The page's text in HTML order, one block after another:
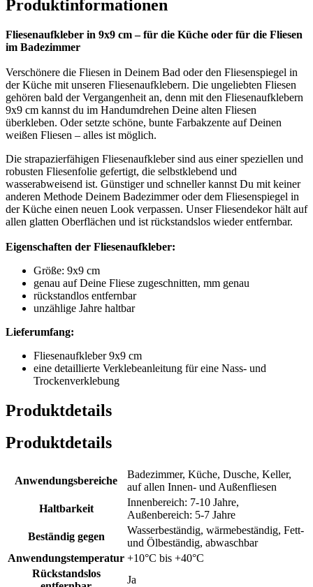
Produktinformationen
Fliesenaufkleber in 9x9 cm – für die Küche oder für die Fliesen
im Badezimmer
Verschönere die Fliesen in Deinem Bad oder den Fliesenspiegel in
der Küche mit unseren Fliesenaufklebern. Die ungeliebten Fliesen
gehören bald der Vergangenheit an, denn mit den Fliesenaufklebern
9x9 cm kannst du im Handumdrehen Deine alten Fliesen
überkleben. Oder setzte schöne, bunte Farbakzente auf Deinen
weißen Fliesen – alles ist möglich.
Die strapazierfähigen Fliesenaufkleber sind aus einer speziellen und
robusten Fliesenfolie gefertigt, die selbstklebend und
wasserabweisend ist. Günstiger und schneller kannst Du mit keiner
anderen Methode Deinem Badezimmer oder dem Fliesenspiegel in
der Küche einen neuen Look verpassen. Unser Fliesendekor hält auf
allen glatten Oberflächen und ist rückstandslos wieder entfernbar.
Eigenschaften der Fliesenaufkleber:
Größe: 9x9 cm
genau auf Deine Fliese zugeschnitten, mm genau
rückstandlos entfernbar
unzählige Jahre haltbar
Lieferumfang:
Fliesenaufkleber 9x9 cm
eine detaillierte Verklebeanleitung für eine Nass- und
Trockenverklebung
Produktdetails
Produktdetails
Anwendungsbereiche
Badezimmer, Küche, Dusche, Keller,
auf allen Innen- und Außenfliesen
Haltbarkeit
Innenbereich: 7-10 Jahre,
Außenbereich: 5-7 Jahre
Beständig gegen
Wasserbeständig, wärmebeständig, Fett-
und Ölbeständig, abwaschbar
Anwendungstemperatur +10°C bis +40°C
Rückstandslos
Ja